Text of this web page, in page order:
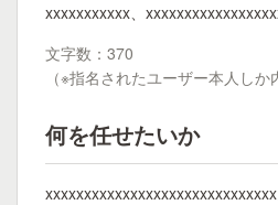
xxxxxxxxxxx、
文字数：370
（※指名されたユーザー本人しか
何を任せたいか
xxxxxxxxxxxxxxxxxxxxxxxxxxxxxx